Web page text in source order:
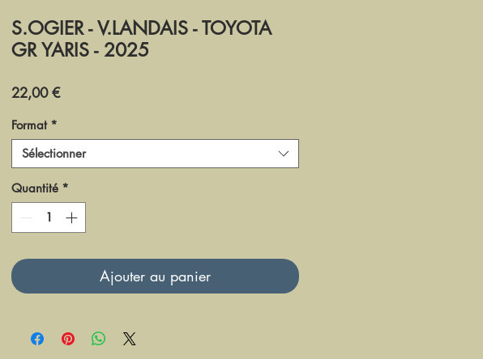
S.OGIER - V.LANDAIS - TOYOTA
GR YARIS - 2025
22,00 €Prix
Format *
Sélectionner
Quantité *
Ajouter au panier